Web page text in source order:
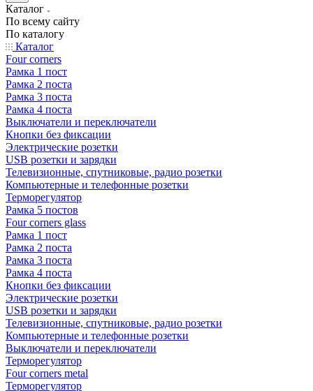
Каталог
По всему сайту
По каталогу
Каталог
Four corners
Рамка 1 пост
Рамка 2 поста
Рамка 3 поста
Рамка 4 поста
Выключатели и переключатели
Кнопки без фиксации
Электрические розетки
USB розетки и зарядки
Телевизионные, спутниковые, радио розетки
Компьютерные и телефонные розетки
Терморегулятор
Рамка 5 постов
Four corners glass
Рамка 1 пост
Рамка 2 поста
Рамка 3 поста
Рамка 4 поста
Кнопки без фиксации
Электрические розетки
USB розетки и зарядки
Телевизионные, спутниковые, радио розетки
Компьютерные и телефонные розетки
Выключатели и переключатели
Терморегулятор
Four corners metal
Терморегулятор